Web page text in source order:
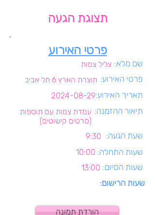
תצוגת הגעה
פרטי האירוע
צליל צמות שם מלא:
תוצרת הארץ 6 תל אביב פרטי האירוע:
2024-08-29תאריך האירוע:
עמדת צמות עם תוספות
(סרטים קישוטים)
תיאור ההזמנה:
9:30 שעת הגעה:
10:00 שעות התחלה:
13:00 שעות הסיום:
שעות הרישום:
הורדת תמונה